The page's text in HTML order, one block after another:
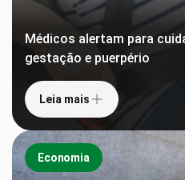
Médicos alertam para
gestação e puerpério
Leia mais
Economia